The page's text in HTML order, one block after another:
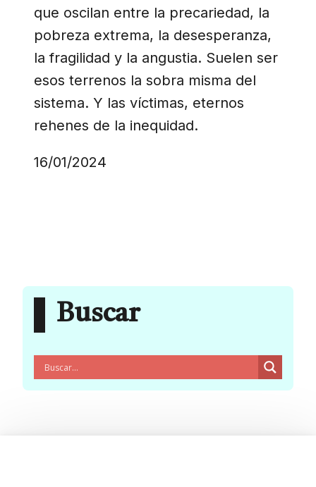
que oscilan entre la precariedad, la
pobreza extrema, la desesperanza,
la fragilidad y la angustia. Suelen ser
esos terrenos la sobra misma del
sistema. Y las víctimas, eternos
rehenes de la inequidad.
16/01/2024
Buscar